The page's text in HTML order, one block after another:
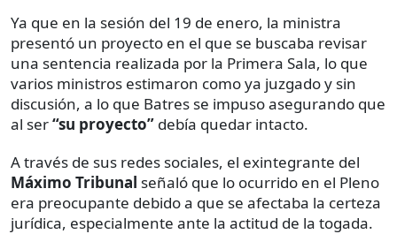
Ya que en la sesión del 19 de enero, la ministra
presentó un proyecto en el que se buscaba revisar
una sentencia realizada por la Primera Sala, lo que
varios ministros estimaron como ya juzgado y sin
discusión, a lo que Batres se impuso asegurando que
al ser“su proyecto” debía quedar intacto.
A través de sus redes sociales, el exintegrante del
Máximo Tribunal señaló que lo ocurrido en el Pleno
era preocupante debido a que se afectaba la certeza
jurídica, especialmente ante la actitud de la togada.